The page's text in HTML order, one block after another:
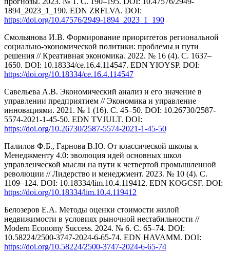
1894_2023_1_190. EDN ZRFLVA. DOI:
https://doi.org/10.47576/2949-1894_2023_1_190
Смольянова И.В. Формирование приоритетов региональной
социально-экономической политики: проблемы и пути
решения // Креативная экономика. 2022. № 16 (4). С. 1637–
1650. DOI: 10.18334/ce.16.4.114547. EDN YIOYSP. DOI:
https://doi.org/10.18334/ce.16.4.114547
Савельева А.В. Экономический анализ и его значение в
управлении предприятием // Экономика и управление
инновациями. 2021. № 1 (16). С. 45–50. DOI: 10.26730/2587-
5574-2021-1-45-50. EDN TVJULT. DOI:
https://doi.org/10.26730/2587-5574-2021-1-45-50
Палилов Ф.Б., Гарнова В.Ю. От классической школы к
Менеджменту 4.0: эволюция идей основных школ
управленческой мысли на пути к четвертой промышленной
революции // Лидерство и менеджмент. 2023. № 10 (4). С.
1109–124. DOI: 10.18334/lim.10.4.119412. EDN KOGCSF. DOI:
https://doi.org/10.18334/lim.10.4.119412
Белозеров Е.А. Методы оценки стоимости жилой
недвижимости в условиях рыночной нестабильности //
Modern Economy Success. 2024. № 6. С. 65–74. DOI:
10.58224/2500-3747-2024-6-65-74. EDN HAVAMM. DOI:
https://doi.org/10.58224/2500-3747-2024-6-65-74